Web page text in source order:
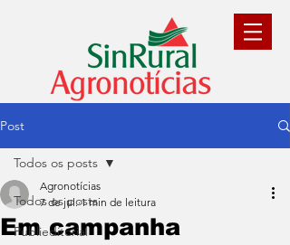
Post
Todos os posts
Publieditorial
Todos os posts
Em campanha
Agronotícias
7 de jul. 1 min de leitura